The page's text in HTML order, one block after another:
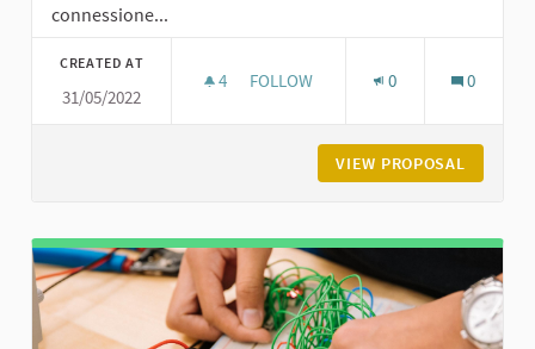
connessione...
CREATED AT
31/05/2022
4 4 FOLLOWERS
FOLLOW 0 0
VIEW PROPOSAL